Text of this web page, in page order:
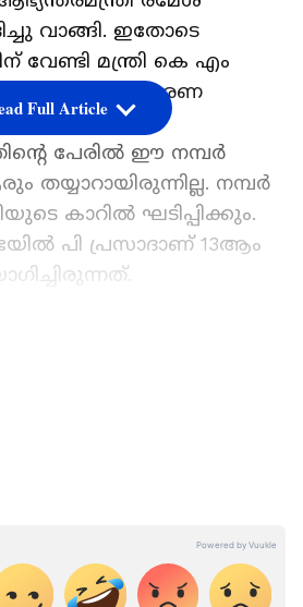
വാങ്ങി. ഇതോടെ
വേണ്ടി മന്ത്രി കെ എം
പൊതുഭരണ
നൽകി.
പേരിൽ ഈ നമ്പർ
തയ്യാറായിരുന്നില്ല. നമ്പർ
കാറിൽ ഘടിപ്പിക്കും.
പി പ്രസാദാണ് 13ആം
Full Article